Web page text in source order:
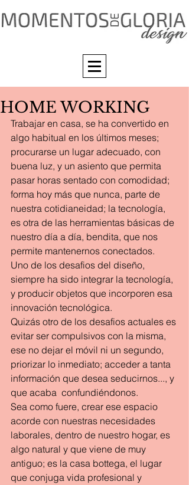
HOME WORKING
Trabajar en casa, se ha convertido en
algo habitual en los últimos meses;
procurarse un lugar adecuado, con
buena luz, y un asiento que permita
pasar horas sentado con comodidad;
forma hoy más que nunca, parte de
nuestra cotidianeidad; la tecnología,
es otra de las herramientas básicas de
nuestro día a día, bendita, que nos
permite mantenernos conectados.
Uno de los desafios del diseño,
siempre ha sido integrar la tecnología,
y producir objetos que incorporen esa
innovación tecnológica.
Quizás otro de los desafios actuales es
evitar ser compulsivos con la misma,
ese no dejar el móvil ni un segundo,
priorizar lo inmediato; acceder a tanta
información que desea seducirnos..., y
que acaba  confundiéndonos.
Sea como fuere, crear ese espacio
acorde con nuestras necesidades
laborales, dentro de nuestro hogar, es
algo natural y que viene de muy
antiguo; es la casa bottega, el lugar
que conjuga vida profesional y